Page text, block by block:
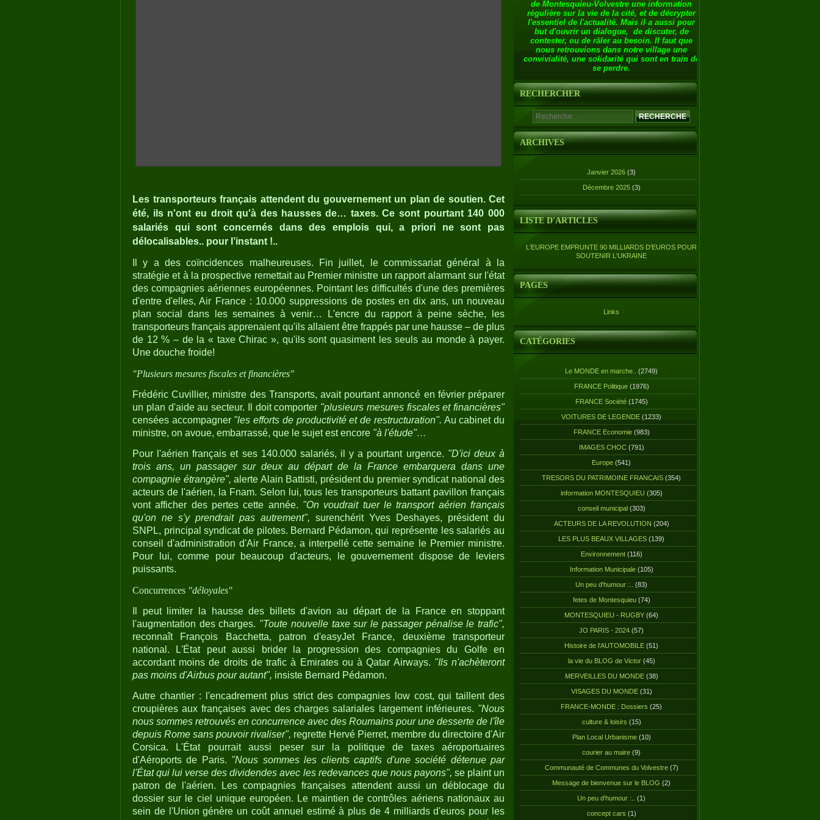
Les transporteurs français attendent du gouvernement un plan de soutien. Cet
été, ils n'ont eu droit qu'à des hausses de… taxes. Ce sont pourtant 140 000
salariés qui sont concernés dans des emplois qui, a priori ne sont pas
délocalisables.. pour l’instant !..
Il y a des coïncidences malheureuses. Fin juillet, le commissariat général à la
stratégie et à la prospective remettait au Premier ministre un rapport alarmant sur l'état
des compagnies aériennes européennes. Pointant les difficultés d'une des premières
d'entre d'elles, Air France : 10.000 suppressions de postes en dix ans, un nouveau
plan social dans les semaines à venir… L'encre du rapport à peine sèche, les
transporteurs français apprenaient qu'ils allaient être frappés par une hausse – de plus
de 12 % – de la « taxe Chirac », qu'ils sont quasiment les seuls au monde à payer.
Une douche froide!
"Plusieurs mesures fiscales et financières"
Frédéric Cuvillier, ministre des Transports, avait pourtant annoncé en février préparer
un plan d'aide au secteur. Il doit comporter "plusieurs mesures fiscales et financières"
censées accompagner "les efforts de productivité et de restructuration". Au cabinet du
ministre, on avoue, embarrassé, que le sujet est encore "à l'étude"…
Pour l'aérien français et ses 140.000 salariés, il y a pourtant urgence. "D'ici deux à
trois ans, un passager sur deux au départ de la France embarquera dans une
compagnie étrangère", alerte Alain Battisti, président du premier syndicat national des
acteurs de l'aérien, la Fnam. Selon lui, tous les transporteurs battant pavillon français
vont afficher des pertes cette année. "On voudrait tuer le transport aérien français
qu'on ne s'y prendrait pas autrement", surenchérit Yves Deshayes, président du
SNPL, principal syndicat de pilotes. Bernard Pédamon, qui représente les salariés au
conseil d'administration d'Air France, a interpellé cette semaine le Premier ministre.
Pour lui, comme pour beaucoup d'acteurs, le gouvernement dispose de leviers
puissants.
Concurrences "déloyales"
Il peut limiter la hausse des billets d'avion au départ de la France en stoppant
l'augmentation des charges. "Toute nouvelle taxe sur le passager pénalise le trafic",
reconnaît François Bacchetta, patron d'easyJet France, deuxième transporteur
national. L'État peut aussi brider la progression des compagnies du Golfe en
accordant moins de droits de trafic à Emirates ou à Qatar Airways. "Ils n'achèteront
pas moins d'Airbus pour autant", insiste Bernard Pédamon.
Autre chantier : l'encadrement plus strict des compagnies low cost, qui taillent des
croupières aux françaises avec des charges salariales largement inférieures. "Nous
nous sommes retrouvés en concurrence avec des Roumains pour une desserte de l'île
depuis Rome sans pouvoir rivaliser", regrette Hervé Pierret, membre du directoire d'Air
Corsica. L'État pourrait aussi peser sur la politique de taxes aéroportuaires
d'Aéroports de Paris. "Nous sommes les clients captifs d'une société détenue par
l'État qui lui verse des dividendes avec les redevances que nous payons", se plaint un
patron de l'aérien. Les compagnies françaises attendent aussi un déblocage du
dossier sur le ciel unique européen. Le maintien de contrôles aériens nationaux au
sein de l'Union génère un coût annuel estimé à plus de 4 milliards d'euros pour les
de Montesquieu-Volvestre une information
régulière sur la vie de la cité, et de décrypter
l'essentiel de l'actualité. Mais il a aussi pour
but d'ouvrir un dialogue, de discuter, de
contester, ou de râler au besoin. Il faut que
nous retrouvions dans notre village une
convivialité, une solidarité qui sont en train de
se perdre.
RECHERCHER
ARCHIVES
Janvier 2026 (3)
Décembre 2025 (3)
LISTE D'ARTICLES
L'EUROPE EMPRUNTE 90 MILLIARDS D'EUROS POUR
SOUTENIR L'UKRAINE
PAGES
Links
CATÉGORIES
Le MONDE en marche.. (2749)
FRANCE Politique(1976)
FRANCE Société(1745)
VOITURES DE LEGENDE (1233)
FRANCE Economie(983)
IMAGES CHOC(791)
Europe (541)
TRESORS DU PATRIMOINE FRANCAIS (354)
information MONTESQUIEU (305)
conseil municipal(303)
ACTEURS DE LA REVOLUTION (204)
LES PLUS BEAUX VILLAGES (139)
Environnement(116)
Information Municipale(105)
Un peu d'humour :.. (83)
fetes de Montesquieu(74)
MONTESQUIEU - RUGBY (64)
JO PARIS - 2024 (57)
Histoire de l'AUTOMOBILE (51)
la vie du BLOG de Victor(45)
MERVEILLES DU MONDE(38)
VISAGES DU MONDE(31)
FRANCE-MONDE : Dossiers (25)
culture & loisirs (15)
Plan Local Urbanisme(10)
courier au maire (9)
Communauté de Communes du Volvestre(7)
Message de bienvenue sur le BLOG (2)
Un peu d'humour :.. (1)
concept cars (1)